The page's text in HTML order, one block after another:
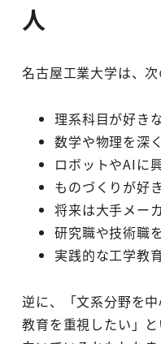
人
名古屋工業大学は、次
理系科目が好き
数学や物理を深
ロボットやAIに
ものづくりが好
将来は大手メー
研究職や技術職
実践的な工学教
逆に、「文系分野を
教育を重視したい」